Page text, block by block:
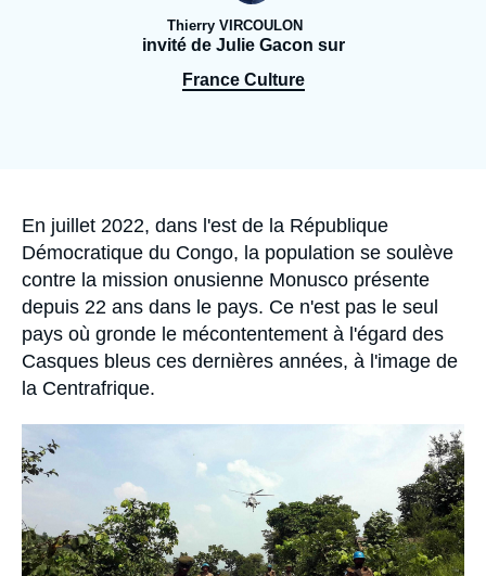
Proche-Orient
Thierry VIRCOULON
invité de Julie Gacon sur
France Culture
Accroche
En juillet 2022, dans l'est de la République
Démocratique du Congo, la population se soulève
contre la mission onusienne Monusco présente
depuis 22 ans dans le pays. Ce n'est pas le seul
pays où gronde le mécontentement à l'égard des
Casques bleus ces dernières années, à l'image de
la Centrafrique.
principale
médiatique